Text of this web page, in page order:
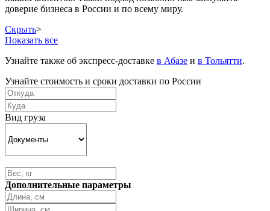
доверие бизнеса в России и по всему миру.
Скрыть>
Показать все
Узнайте также об экспресс-доставке в Абазе и в Тольятти.
Узнайте стоимость и сроки доставки по России
Вид груза
Дополнительные параметры